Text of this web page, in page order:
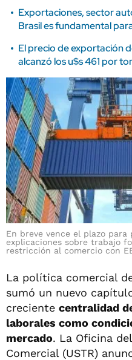
Exportaciones, sector
Brasil es fundamental
El precio de exportación
alcanzó los u$s 461 por
En breve vence el plazo para
explicaciones sobre trabajo
restricción al comercio con
La política comercial
sumó un nuevo
creciente centralidad
laborales como
mercado. La Oficina
Comercial (USTR)